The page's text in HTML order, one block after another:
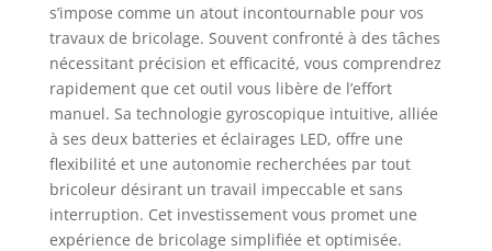
s’impose comme un atout incontournable pour vos
travaux de bricolage. Souvent confronté à des tâches
nécessitant précision et efficacité, vous comprendrez
rapidement que cet outil vous libère de l’effort
manuel. Sa technologie gyroscopique intuitive, alliée
à ses deux batteries et éclairages LED, offre une
flexibilité et une autonomie recherchées par tout
bricoleur désirant un travail impeccable et sans
interruption. Cet investissement vous promet une
expérience de bricolage simplifiée et optimisée.